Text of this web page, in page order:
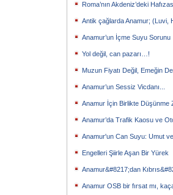
Roma’nın Akdeniz’deki
Antik çağlarda Anamur; (Luvi,
Anamur’un İçme Suyu Sorunu
Yol değil, can pazarı…!
Muzun Fiyatı Değil, Emeğin
Anamur’un Sessiz Vicdanı...
Anamur İçin Birlikte Düşünme
Anamur’da Trafik Kaosu ve
Anamur'un Can Suyu: Umut
Engelleri Şiirle Aşan Bir Yürek
Anamur&#8217;dan
Anamur OSB bir fırsat mı,